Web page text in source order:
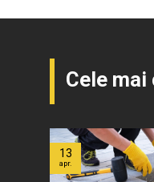
Cele
13
apr.